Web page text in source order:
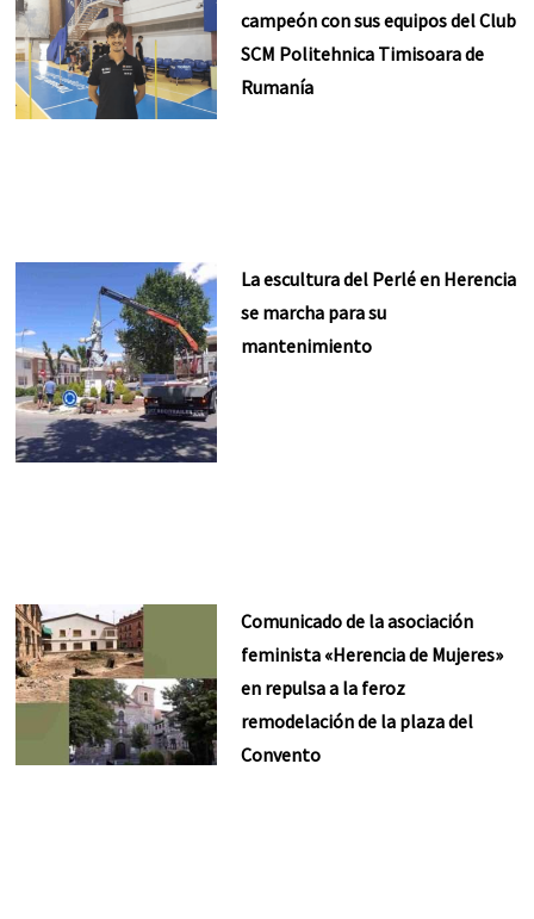
campeón con sus equipos del Club
SCM Politehnica Timisoara de
Rumanía
La escultura del Perlé en Herencia
se marcha para su
mantenimiento
Comunicado de la asociación
feminista «Herencia de Mujeres»
en repulsa a la feroz
remodelación de la plaza del
Convento